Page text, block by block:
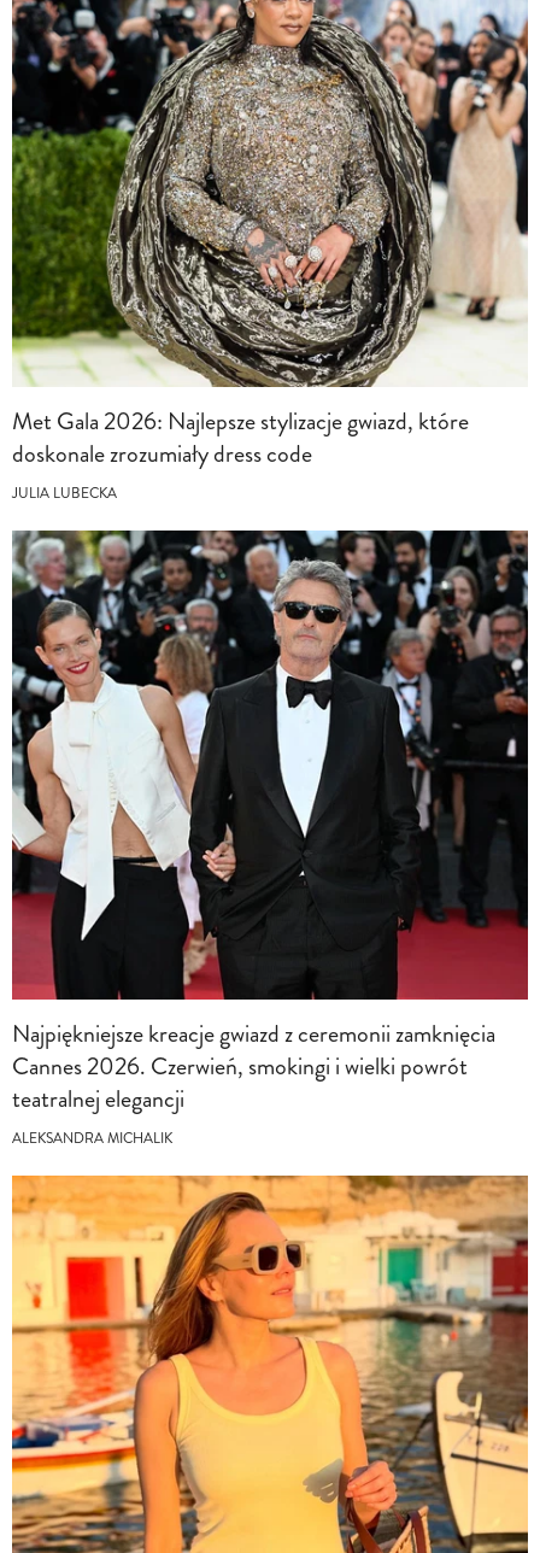
Met Gala 2026: Najlepsze stylizacje gwiazd, które
doskonale zrozumiały dress code
JULIA LUBECKA
Najpiękniejsze kreacje gwiazd z ceremonii zamknięcia
Cannes 2026. Czerwień, smokingi i wielki powrót
teatralnej elegancji
ALEKSANDRA MICHALIK